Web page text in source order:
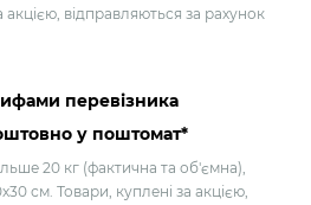
акцією, відправляються за рахунок
перевізника
у поштомат*
20 кг (фактична та об'ємна),
см. Товари, куплені за акцією,